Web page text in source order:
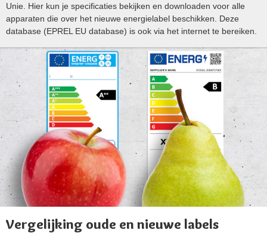
Unie. Hier kun je specificaties bekijken en downloaden voor alle
apparaten die over het nieuwe energielabel beschikken. Deze
database (EPREL EU database) is ook via het internet te bereiken.
Vergelijking oude en nieuwe labels